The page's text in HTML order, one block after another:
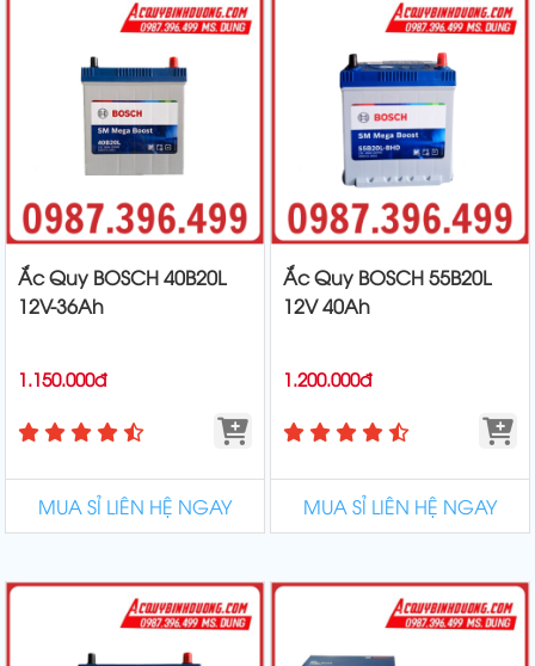
Ắc Quy BOSCH 40B20L
12V-36Ah
1.150.000đ
MUA SỈ LIÊN HỆ NGAY
Ắc Quy BOSCH 55B20L
12V 40Ah
1.200.000đ
MUA SỈ LIÊN HỆ NGAY